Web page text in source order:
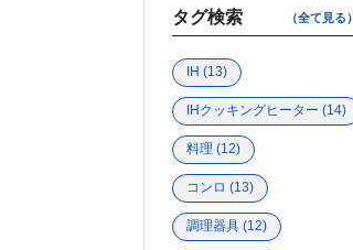
タグ検索 （全て見る）
IH (13)
IHクッキングヒーター (14)
料理 (12)
コンロ (13)
調理器具 (12)